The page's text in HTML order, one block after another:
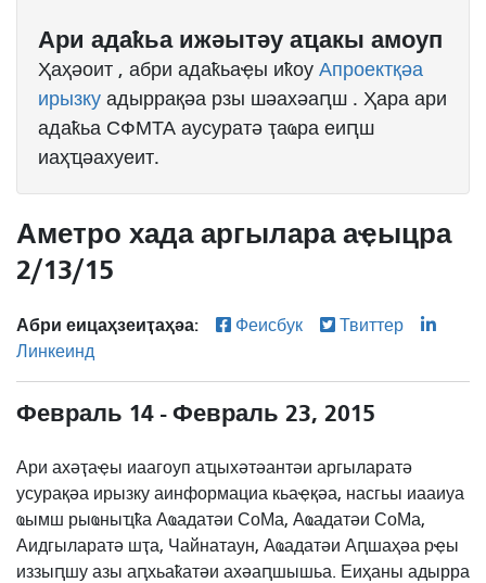
Ари адаҟьа ижәытәу аҵакы амоуп
Ҳаҳәоит , абри адаҟьаҿы иҟоу Апроектқәа
ирызку адыррақәа рзы шәахәаԥш . Ҳара ари
адаҟьа СФМТА аусуратә ҭаҩра еиԥш
иаҳҵәахуеит.
Аметро хада аргылара аҿыцра
2/13/15
Абри еицаҳзеиҭаҳәа: Феисбук
Твиттер
Линкеинд
Февраль 14 - Февраль 23, 2015
Ари ахәҭаҿы иаагоуп аҵыхәтәантәи аргыларатә
усурақәа ирызку аинформациа кьаҿқәа, насгьы иааиуа
ҩымш рыҩныҵҟа Аҩадатәи СоМа, Аҩадатәи СоМа,
Аидгыларатә шҭа, Чайнатаун, Аҩадатәи Аԥшаҳәа рҿы
иззыԥшу азы аԥхьаҟатәи ахәаԥшышьа. Еиҳаны адырра